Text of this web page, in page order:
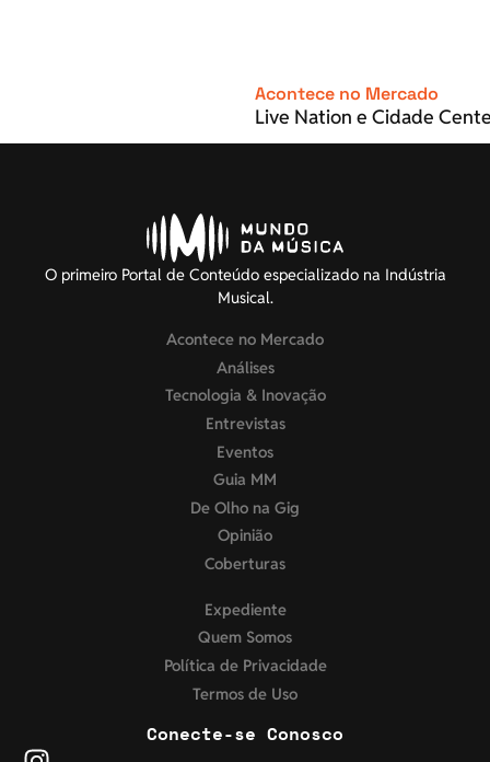
Acontece no Mercado
Live Nation e Cidade
O primeiro Portal de Conteúdo especializado na Indústria
Musical.
Acontece no Mercado
Análises
Tecnologia & Inovação
Entrevistas
Eventos
Guia MM
De Olho na Gig
Opinião
Coberturas
Expediente
Quem Somos
Política de Privacidade
Termos de Uso
Conecte-se Conosco